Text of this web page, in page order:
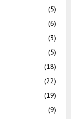
(5)
(6)
(3)
(5)
(18)
(22)
(19)
(9)